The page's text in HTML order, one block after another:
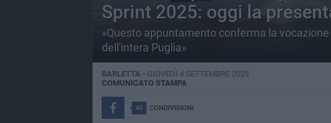
Sprint 2025: oggi la
«Questo appuntamento conferma la
dell'intera Puglia»
BARLETTA - GIOVEDÌ 4 SETTEMBRE 2025
COMUNICATO STAMPA
45 CONDIVISIONI